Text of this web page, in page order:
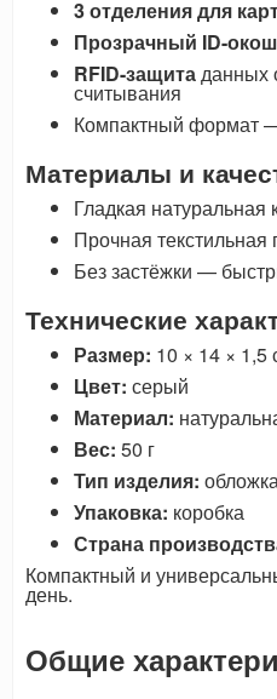
3 отделения для
Прозрачный ID-
RFID-защитаданных
считывания
Компактный формат
Материалы и
Гладкая натуральная
Прочная текстильная
Без застёжки —
Технические
Размер: 10 × 14 × 1,5
Цвет: серый
Материал:
Вес: 50 г
Тип изделия:
Упаковка: коробка
Страна
Компактный и
день.
Общие